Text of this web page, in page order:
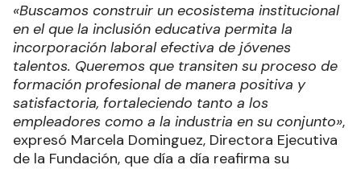
«Buscamos construir un ecosistema institucional
en el que la inclusión educativa permita la
incorporación laboral efectiva de jóvenes
talentos. Queremos que transiten su proceso de
formación profesional de manera positiva y
satisfactoria, fortaleciendo tanto a los
empleadores como a la industria en su conjunto»,
expresó Marcela Dominguez, Directora Ejecutiva
de la Fundación, que día a día reafirma su